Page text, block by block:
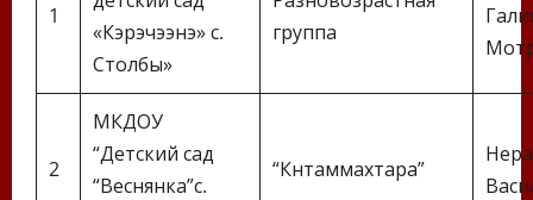
1
«Кэрэчээнэ» с.
Столбы»
группа
2
МКДОУ
“Детский сад
“Веснянка”с.
“Күнтаммахтара”